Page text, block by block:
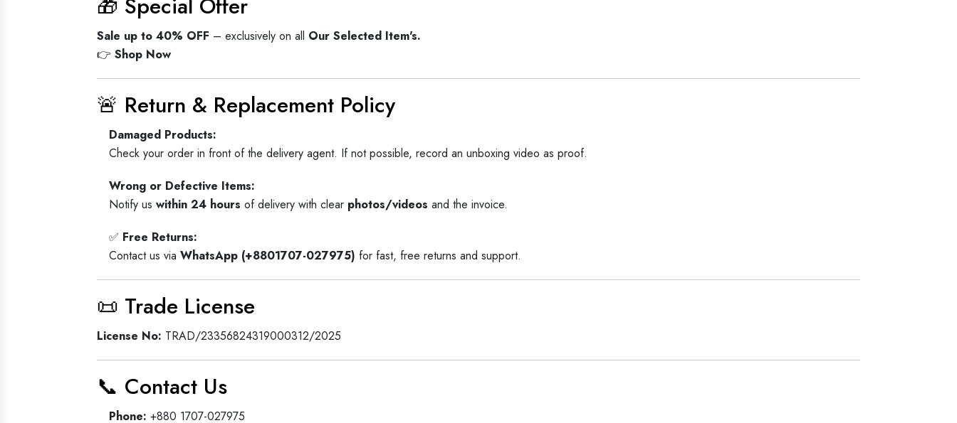
Sale up to 40% OFF – exclusively on all Our Selected Item's.
👉 Shop Now
🚨 Return & Replacement Policy
Damaged Products:
Check your order in front of the delivery agent. If not possible, record an unboxing video as proof.
Wrong or Defective Items:
Notify us within 24 hours of delivery with clear photos/videos and the invoice.
✅ Free Returns:
Contact us via WhatsApp (+8801707-027975) for fast, free returns and support.
📜 Trade License
License No: TRAD/23356824319000312/2025
📞 Contact Us
Phone: +880 1707-027975